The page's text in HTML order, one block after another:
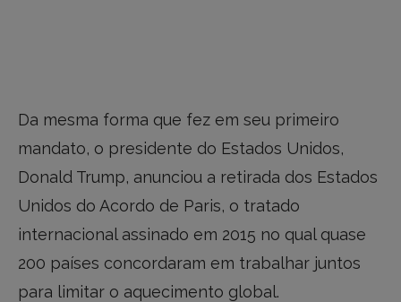
Da mesma forma que fez em seu primeiro
mandato, o presidente do Estados Unidos,
Donald Trump, anunciou a retirada dos Estados
Unidos do Acordo de Paris, o tratado
internacional assinado em 2015 no qual quase
200 países concordaram em trabalhar juntos
para limitar o aquecimento global.